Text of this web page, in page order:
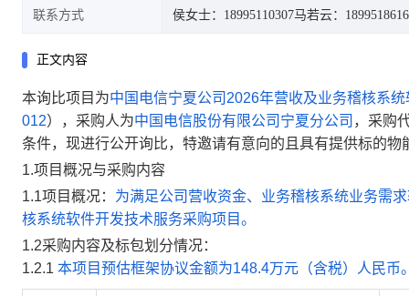
联系方式 侯女士：18995110307马若云：
正文内容
本询比项目为中国电信宁夏公司2026年营收及业务稽核系
012），采购人为中国电信股份有限公司宁夏分公司 ，采购
条件，现进行公开询比，特邀请有意向的且具有提供标的
1.项目概况与采购内容
1.1项目概况： 为满足公司营收资金、业务稽核系统业务需
核系统软件开发技术服务采购项目。
1.2采购内容及标包划分情况：
1.2.1 本项目预估框架协议金额为148.4万元（含税）人民币